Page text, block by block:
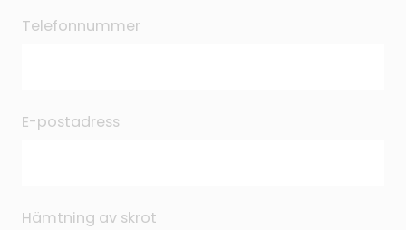
Telefonnummer
E-postadress
Hämtning av skrot